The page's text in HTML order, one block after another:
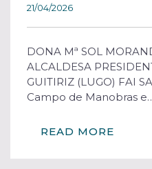
21/04/2026
DONA Mª SOL
ALCALDESA
GUITIRIZ (LUGO) FAI
Campo de Manobras
READ MORE